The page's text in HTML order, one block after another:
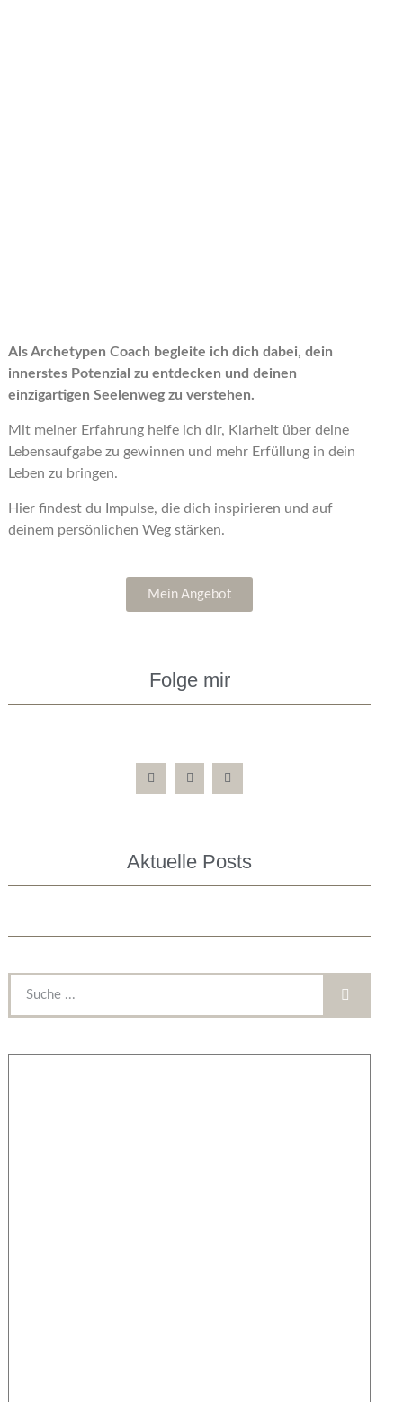
Als Archetypen Coach begleite ich dich dabei, dein
innerstes Potenzial zu entdecken und deinen
einzigartigen Seelenweg zu verstehen.
Mit meiner Erfahrung helfe ich dir, Klarheit über deine
Lebensaufgabe zu gewinnen und mehr Erfüllung in dein
Leben zu bringen.
Hier findest du Impulse, die dich inspirieren und auf
deinem persönlichen Weg stärken.
Mein Angebot
Folge mir
Aktuelle Posts